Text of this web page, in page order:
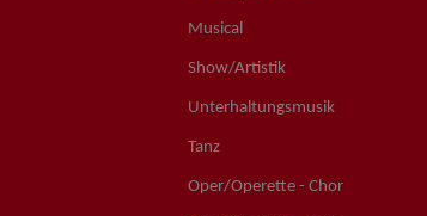
Musical
Show/Artistik
Unterhaltungsmusik
Tanz
Oper/Operette - Chor